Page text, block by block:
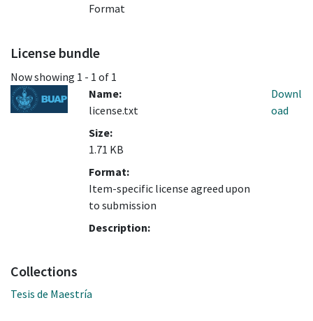
Format
License bundle
Now showing 1 - 1 of 1
Name:
license.txt
Size:
1.71 KB
Format:
Item-specific license agreed upon
to submission
Description:
Downl
oad
Collections
Tesis de Maestría